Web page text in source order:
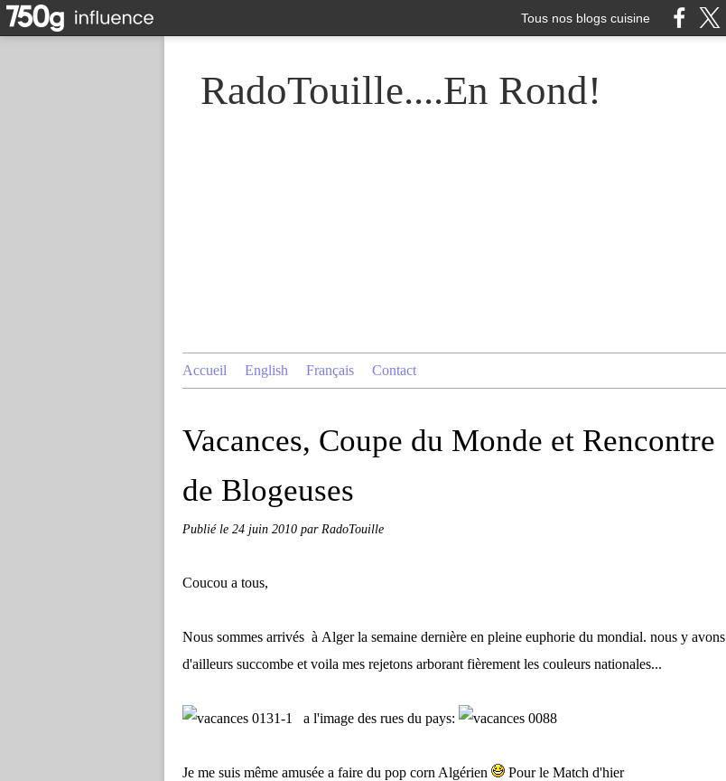
Tous nos blogs cuisine
RadoTouille....En Rond!
Accueil English Français Contact
Vacances, Coupe du Monde et Rencontre
de Blogeuses
Publié le 24 juin 2010 par RadoTouille
Coucou a tous,
Nous sommes arrivés à Alger la semaine dernière en pleine euphorie du mondial. nous y avons
d'ailleurs succombe et voila mes rejetons arborant fièrement les couleurs nationales...
a l'image des rues du pays:
Je me suis même amusée a faire du pop corn Algérien Pour le Match d'hier